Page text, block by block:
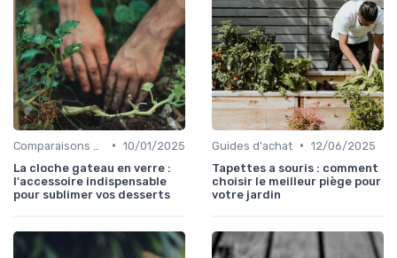
• 10/01/2025
La cloche gateau en verre :
l'accessoire indispensable
pour sublimer vos desserts
Guides d'achat • 12/06/2025
Tapettes a souris : comment
choisir le meilleur piège pour
votre jardin